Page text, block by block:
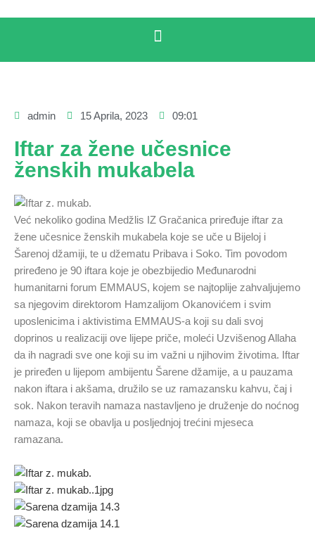
admin 15 Aprila, 2023 09:01
Iftar za žene učesnice
ženskih mukabela
Već nekoliko godina Medžlis IZ Gračanica priređuje iftar za
žene učesnice ženskih mukabela koje se uče u Bijeloj i
Šarenoj džamiji, te u džematu Pribava i Soko. Tim povodom
priređeno je 90 iftara koje je obezbijedio Međunarodni
humanitarni forum EMMAUS, kojem se najtoplije zahvaljujemo
sa njegovim direktorom Hamzalijom Okanovićem i svim
uposlenicima i aktivistima EMMAUS-a koji su dali svoj
doprinos u realizaciji ove lijepe priče, moleći Uzvišenog Allaha
da ih nagradi sve one koji su im važni u njihovim životima. Iftar
je priređen u lijepom ambijentu Šarene džamije, a u pauzama
nakon iftara i akšama, družilo se uz ramazansku kahvu, čaj i
sok. Nakon teravih namaza nastavljeno je druženje do noćnog
namaza, koji se obavlja u posljednjoj trećini mjeseca
ramazana.